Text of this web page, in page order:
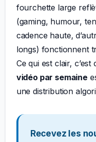
fourchette large
(gaming, humour,
cadence haute,
longs) fonctionnent
Ce qui est clair, c’est
vidéo par semaine
une distribution
Recevez les